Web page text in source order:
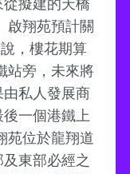
擬建的天橋
啟翔苑預計關
，樓花期算
站旁，未來將
私人發展商
一個港鐵上
苑位於龍翔道
東部必經之